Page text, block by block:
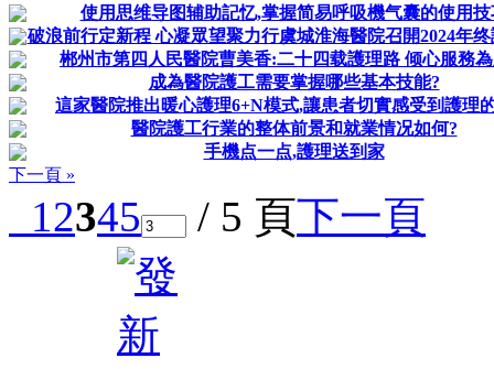
使用思维导图辅助記忆,掌握简易呼吸機气囊的使用技
破浪前行定新程 心凝眾望聚力行虞城淮海醫院召開2024年
郴州市第四人民醫院曹美香:二十四载護理路 倾心服務
成為醫院護工需要掌握哪些基本技能?
這家醫院推出暖心護理6+N模式,讓患者切實感受到護理
醫院護工行業的整体前景和就業情况如何?
手機点一点,護理送到家
下一頁 »
12345 / 5 頁下一頁